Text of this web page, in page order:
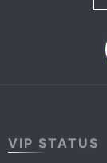
VIP STATUS